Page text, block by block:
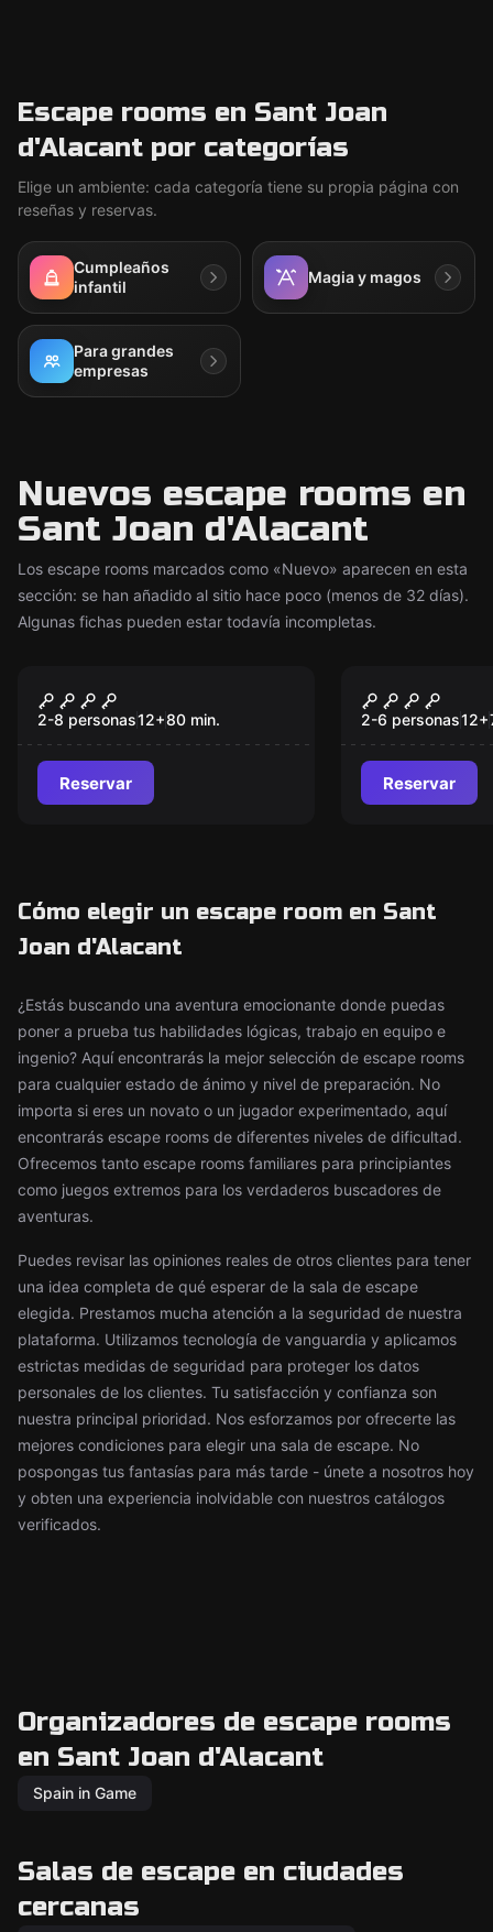
Escape rooms en Sant Joan
d'Alacant por categorías
Elige un ambiente: cada categoría tiene su propia página con
reseñas y reservas.
Cumpleaños
infantil
Magia y magos
Para grandes
empresas
Nuevos escape rooms en
Sant Joan d'Alacant
Los escape rooms marcados como «Nuevo» aparecen en esta
sección: se han añadido al sitio hace poco (menos de 32 días).
Algunas fichas pueden estar todavía incompletas.
Nuevo
El Viaje y los tesoros
de Kokulkan
2-8 personas12+80 min.
Reservar
Nuevo
El Viaje y
de
2-6 personas12+
Reservar
Cómo elegir un escape room en Sant
Joan d'Alacant
¿Estás buscando una aventura emocionante donde puedas
poner a prueba tus habilidades lógicas, trabajo en equipo e
ingenio? Aquí encontrarás la mejor selección de escape rooms
para cualquier estado de ánimo y nivel de preparación. No
importa si eres un novato o un jugador experimentado, aquí
encontrarás escape rooms de diferentes niveles de dificultad.
Ofrecemos tanto escape rooms familiares para principiantes
como juegos extremos para los verdaderos buscadores de
aventuras.
Puedes revisar las opiniones reales de otros clientes para tener
una idea completa de qué esperar de la sala de escape
elegida. Prestamos mucha atención a la seguridad de nuestra
plataforma. Utilizamos tecnología de vanguardia y aplicamos
estrictas medidas de seguridad para proteger los datos
personales de los clientes. Tu satisfacción y confianza son
nuestra principal prioridad. Nos esforzamos por ofrecerte las
mejores condiciones para elegir una sala de escape. No
pospongas tus fantasías para más tarde - únete a nosotros hoy
y obten una experiencia inolvidable con nuestros catálogos
verificados.
Organizadores de escape rooms
en Sant Joan d'Alacant
Spain in Game
Salas de escape en ciudades
cercanas